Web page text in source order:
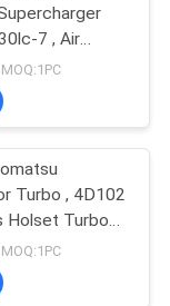
किट
62
7 , Air
Turbo , 4D102
Holset Turbo